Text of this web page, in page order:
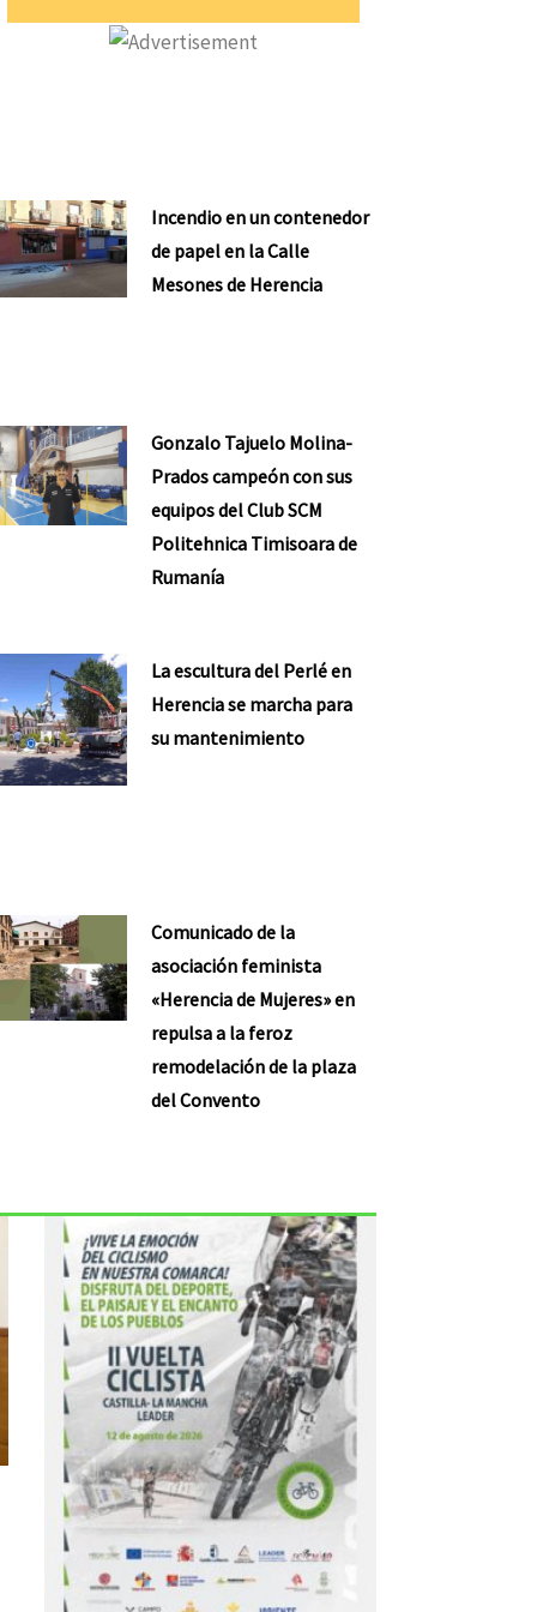
Incendio en un contenedor
de papel en la Calle
Mesones de Herencia
Gonzalo Tajuelo Molina-
Prados campeón con sus
equipos del Club SCM
Politehnica Timisoara de
Rumanía
La escultura del Perlé en
Herencia se marcha para
su mantenimiento
Comunicado de la
asociación feminista
«Herencia de Mujeres» en
repulsa a la feroz
remodelación de la plaza
del Convento